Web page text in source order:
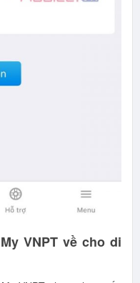
VNPT về cho di